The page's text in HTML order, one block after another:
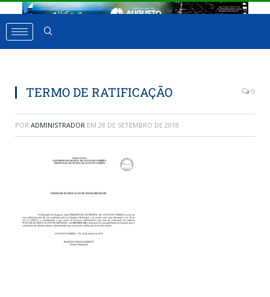
TERMO DE RATIFICAÇÃO 0
POR ADMINISTRADOR EM 28 DE SETEMBRO DE 2018